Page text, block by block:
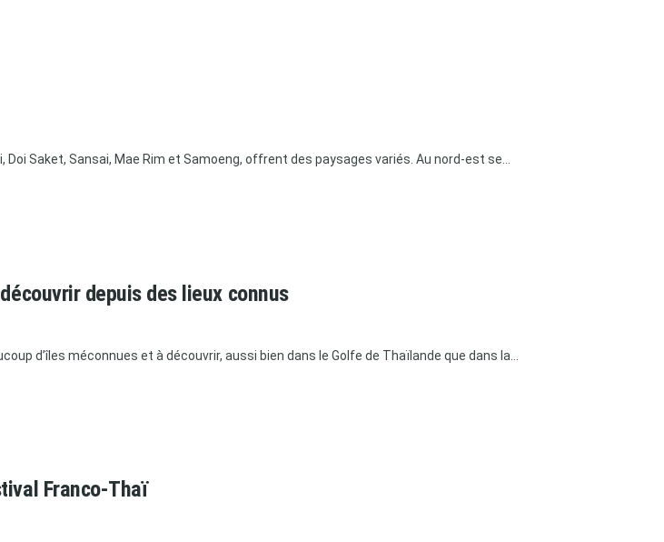
Doi Saket, Sansai, Mae Rim et Samoeng, offrent des paysages variés. Au nord-est se...
depuis des lieux connus
d’îles méconnues et à découvrir, aussi bien dans le Golfe de Thaïlande que dans la...
Franco-Thaï